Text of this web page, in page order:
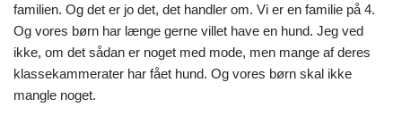
familien. Og det er jo det, det handler om. Vi er en familie på 4.
Og vores børn har længe gerne villet have en hund. Jeg ved
ikke, om det sådan er noget med mode, men mange af deres
klassekammerater har fået hund. Og vores børn skal ikke
mangle noget.